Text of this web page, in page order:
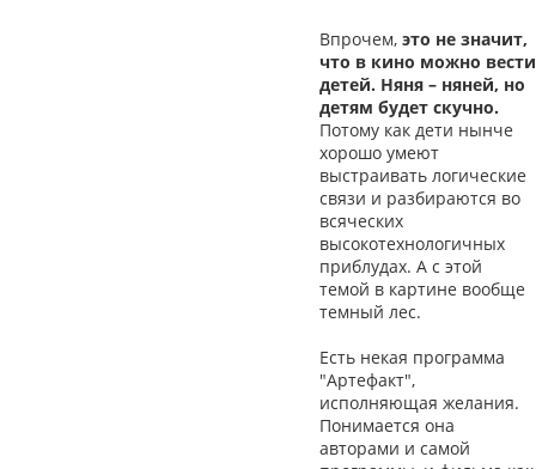
Впрочем, это не значит,
что в кино можно вести
детей. Няня – няней, но
детям будет скучно.
Потому как дети нынче
хорошо умеют
выстраивать логические
связи и разбираются во
всяческих
высокотехнологичных
приблудах. А с этой
темой в картине вообще
темный лес.
Есть некая программа
"Артефакт",
исполняющая желания.
Понимается она
авторами и самой